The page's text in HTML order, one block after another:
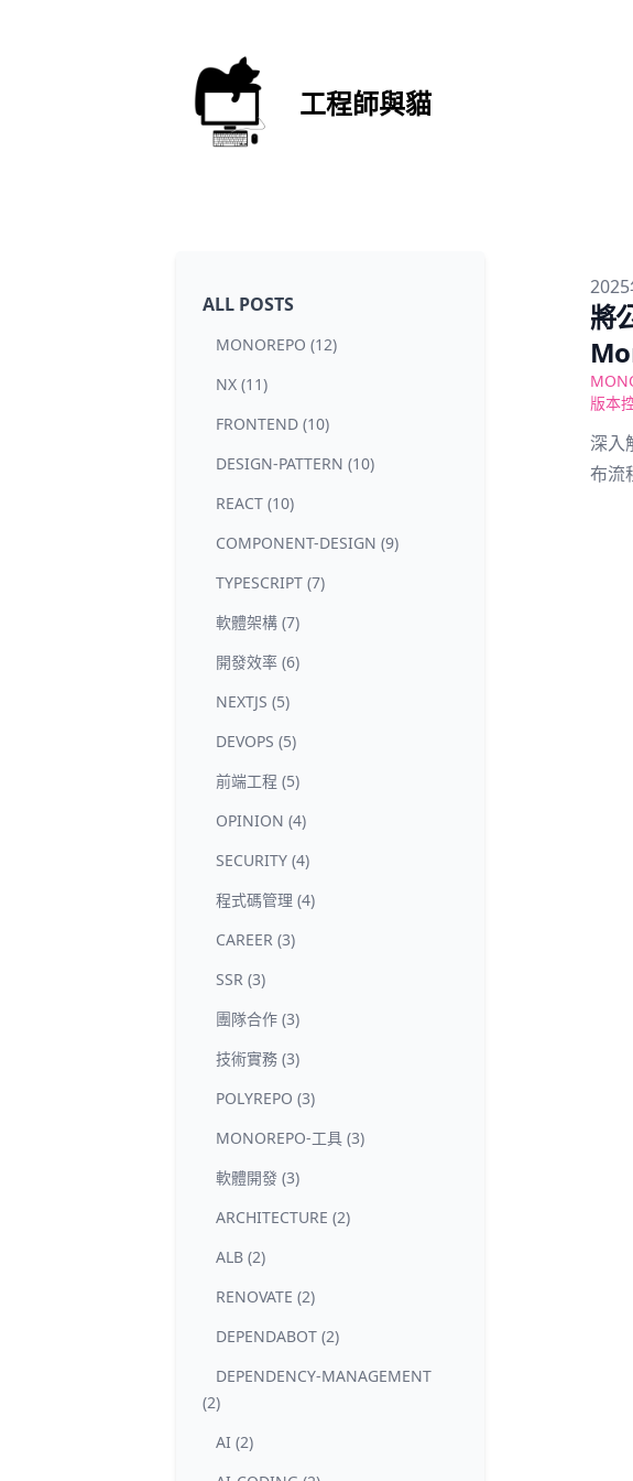
工程師與貓
ALL POSTS
MONOREPO (12)
NX (11)
FRONTEND (10)
DESIGN-PATTERN (10)
REACT (10)
COMPONENT-DESIGN (9)
TYPESCRIPT (7)
軟體架構 (7)
開發效率 (6)
NEXTJS (5)
DEVOPS (5)
前端工程 (5)
OPINION (4)
SECURITY (4)
程式碼管理 (4)
CAREER (3)
SSR (3)
團隊合作 (3)
技術實務 (3)
POLYREPO (3)
MONOREPO-工具 (3)
軟體開發 (3)
ARCHITECTURE (2)
ALB (2)
RENOVATE (2)
DEPENDABOT (2)
DEPENDENCY-MANAGEMENT
(2)
AI (2)
將
版本
深入
布流